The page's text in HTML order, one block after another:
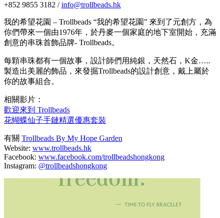
+852 9855 3182 /info@trollbeads.hk
我的希望花園 – Trollbeads “我的希望花園” 來到了元創方，為
你們帶來一個由1976年，於丹麥一個家庭的地下室開始，充滿
創意的串珠首飾品牌- Trollbeads。
每顆串珠都有一個故事，設計師們用純銀，天然石，K金…..
製造出美麗的飾品，來發掘Trollbeads的設計創意，戴上屬於
你的故事組合。
相關影片：
歡迎來到 Trollbeads
花蝴蝶仙子手鏈精選優惠套裝
有關 Trollbeads By My Hope Garden
Website: www.trollbeads.hk
Facebook: www.facebook.com/trollbeadshongkong
Instagram: @trollbeadshongkong